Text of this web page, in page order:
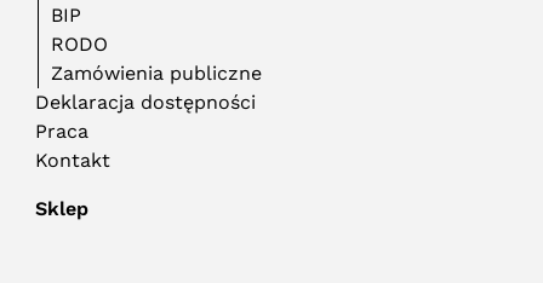
BIP
RODO
Zamówienia publiczne
Deklaracja dostępności
Praca
Kontakt
Sklep